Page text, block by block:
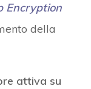
Encryption
della
attiva su